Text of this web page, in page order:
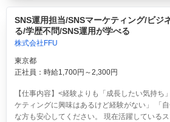
SNS運用担当/SNSマーケティング/ビジ
る/学歴不問/SNS運用が学べる
株式会社FFU
東京都
正社員：時給1,700円～2,300円
【仕事内容】<経験よりも「成長したい気持ち
ケティングに興味はあるけど経験がない」 「
な方も安心してください。 現在活躍している